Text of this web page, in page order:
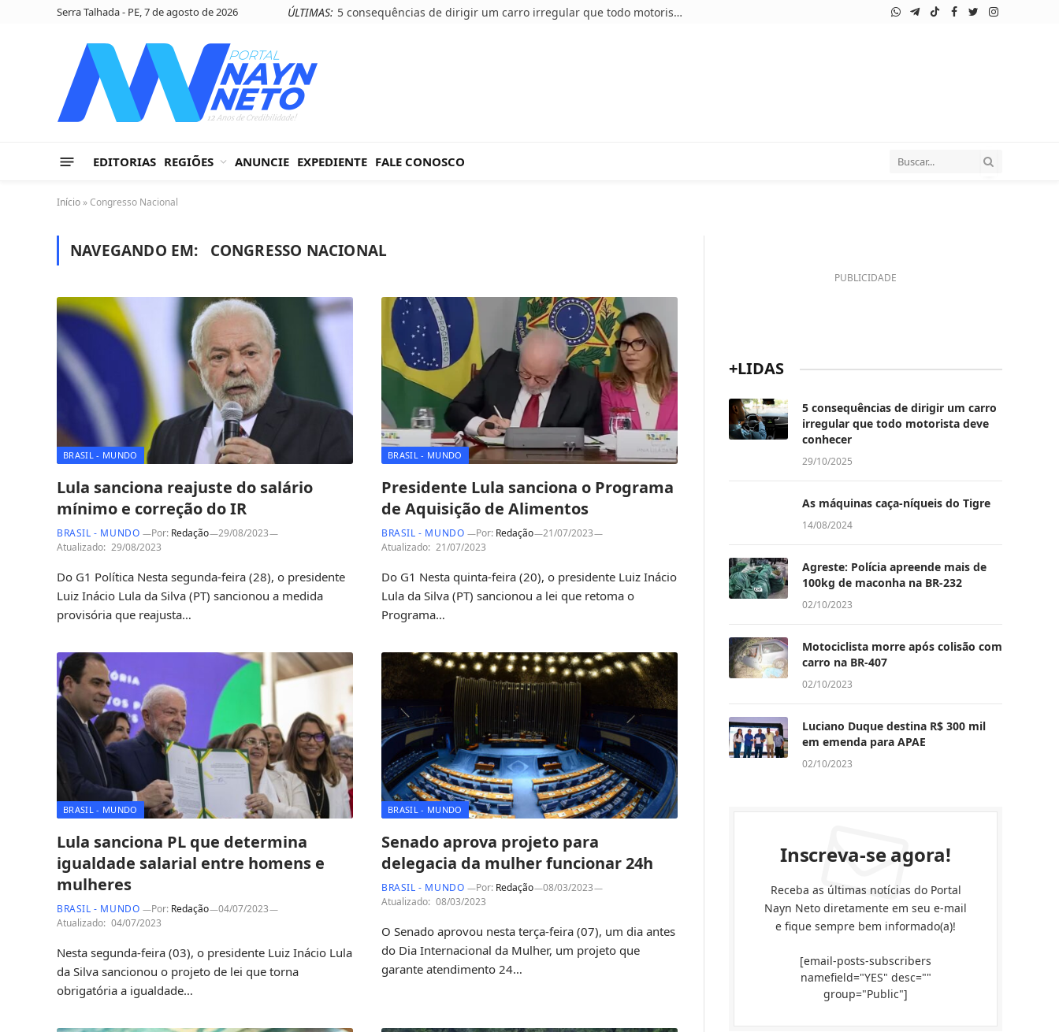
Serra Talhada - PE, 7 de agosto de 2026 ÚLTIMAS: 5 consequências de dirigir um carro irregular que todo motorista deve conhecer WhatsApp
Telegram
TikTokFacebook
TwitterInstagram
EDITORIAS REGIÕES ANUNCIE EXPEDIENTE FALE CONOSCO
Início »Congresso Nacional
NAVEGANDO EM: CONGRESSO NACIONAL
BRASIL - MUNDO
Lula sanciona reajuste do salário
mínimo e correção do IR
BRASIL - MUNDO Por: Redação
29/08/2023
Atualizado: 29/08/2023
Do G1 Política Nesta segunda-feira (28), o presidente
Luiz Inácio Lula da Silva (PT) sancionou a medida
provisória que reajusta…
BRASIL - MUNDO
Presidente Lula sanciona o Programa
de Aquisição de Alimentos
BRASIL - MUNDO Por: Redação
21/07/2023
Atualizado: 21/07/2023
Do G1 Nesta quinta-feira (20), o presidente Luiz Inácio
Lula da Silva (PT) sancionou a lei que retoma o
Programa…
BRASIL - MUNDO
Lula sanciona PL que determina
igualdade salarial entre homens e
mulheres
BRASIL - MUNDO Por: Redação
04/07/2023
Atualizado: 04/07/2023
Nesta segunda-feira (03), o presidente Luiz Inácio Lula
da Silva sancionou o projeto de lei que torna
obrigatória a igualdade…
BRASIL - MUNDO
Senado aprova projeto para
delegacia da mulher funcionar 24h
BRASIL - MUNDO Por: Redação
08/03/2023
Atualizado: 08/03/2023
O Senado aprovou nesta terça-feira (07), um dia antes
do Dia Internacional da Mulher, um projeto que
garante atendimento 24…
PUBLICIDADE
+LIDAS
5 consequências de dirigir um carro
irregular que todo motorista deve
conhecer
29/10/2025
As máquinas caça-níqueis do Tigre
14/08/2024
Agreste: Polícia apreende mais de
100kg de maconha na BR-232
02/10/2023
Motociclista morre após colisão com
carro na BR-407
02/10/2023
Luciano Duque destina R$ 300 mil
em emenda para APAE
02/10/2023
Inscreva-se agora!
Receba as últimas notícias do Portal
Nayn Neto diretamente em seu e-mail
e fique sempre bem informado(a)!
[email-posts-subscribers
namefield="YES" desc=""
group="Public"]